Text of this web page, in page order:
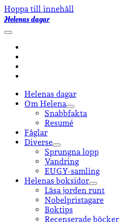
Hoppa till innehåll
Helenas dagar
öppna
Helenas dagar
Om Helena
öppna
undermeny
Snabbfakta
Resumé
Fåglar
Diverse
öppna
undermeny
Sprungna lopp
Vandring
EUGY-samling
Helenas boksidor
öppna
undermeny
Läsa jorden runt
Nobelpristagare
Boktips
Recenserade böcker